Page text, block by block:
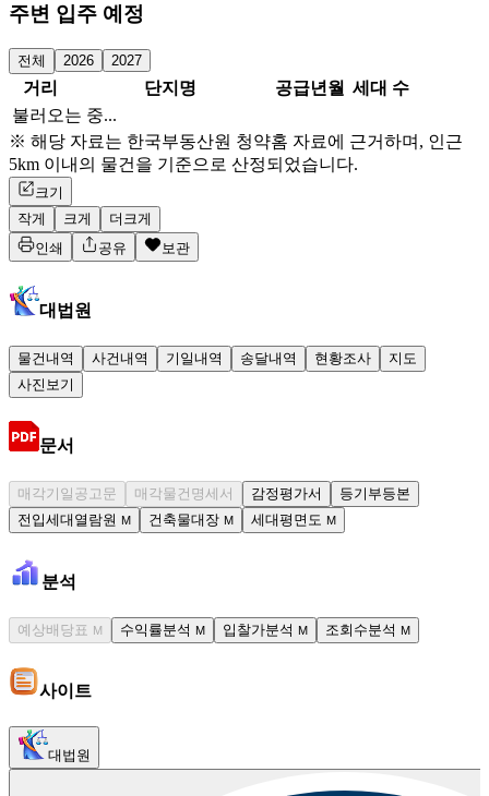
주변 입주 예정
전체 2026 2027
거리 단지명 공급년월 세대 수
불러오는 중...
※ 해당 자료는 한국부동산원 청약홈 자료에 근거하며, 인근
5km 이내의 물건을 기준으로 산정되었습니다.
크기
작게
크게
더크게
인쇄
공유 보관
대법원
물건내역 사건내역 기일내역 송달내역 현황조사
지도
사진보기
문서
매각기일공고문 매각물건명세서 감정평가서
등기부등본
전입세대열람원 M 건축물대장 M 세대평면도 M
분석
예상배당표 M 수익률분석 M 입찰가분석 M 조회수분석 M
사이트
대법원